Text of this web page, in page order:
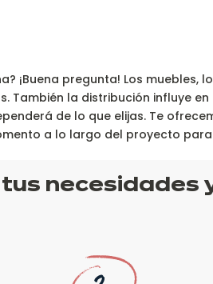
¡Buena pregunta! Los
la distribución influye en
de lo que elijas. Te
a lo largo del proyecto
necesidades